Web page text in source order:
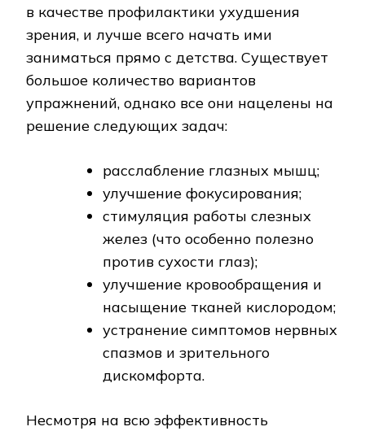
в качестве профилактики ухудшения
зрения, и лучше всего начать ими
заниматься прямо с детства. Существует
большое количество вариантов
упражнений, однако все они нацелены на
решение следующих задач:
расслабление глазных мышц;
улучшение фокусирования;
стимуляция работы слезных
желез (что особенно полезно
против сухости глаз);
улучшение кровообращения и
насыщение тканей кислородом;
устранение симптомов нервных
спазмов и зрительного
дискомфорта.
Несмотря на всю эффективность